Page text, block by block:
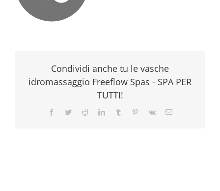
Condividi anche tu le vasche
idromassaggio Freeflow Spas - SPA PER
TUTTI!
FacebookTwitterRedditLinkedInTumblrPinterestVk Email